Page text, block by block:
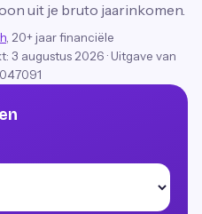
uit je bruto jaarinkomen.
, 20+ jaar financiële
3 augustus 2026 · Uitgave van